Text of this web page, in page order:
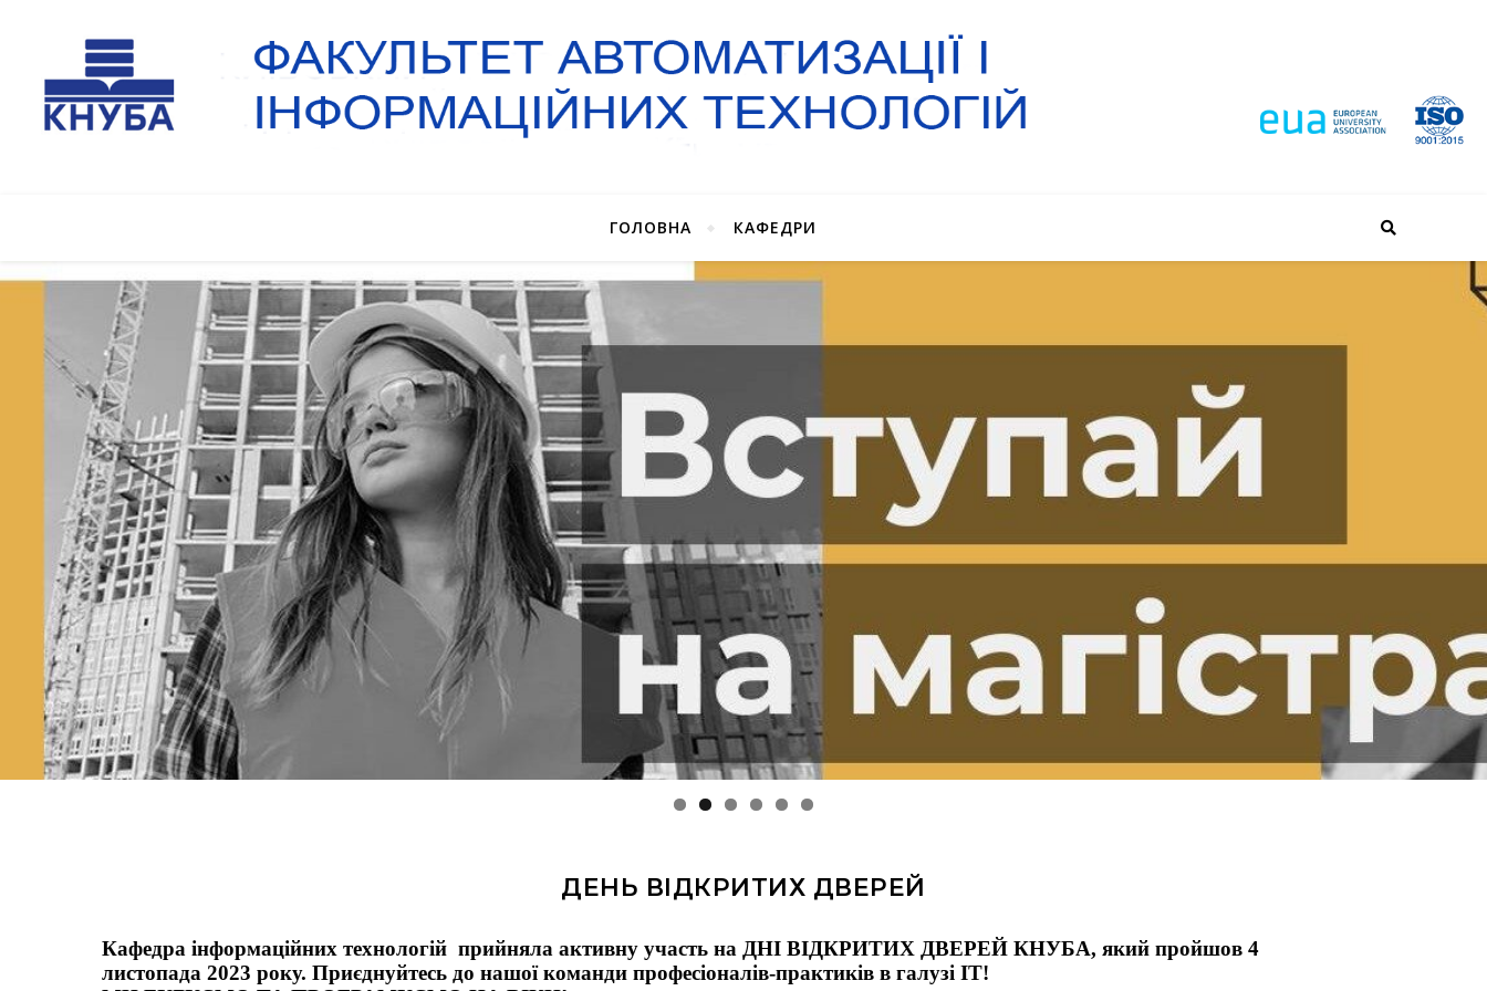
ГОЛОВНА КАФЕДРИ
ДЕНЬ ВІДКРИТИХ ДВЕРЕЙ
Кафедра інформаційних технологій прийняла активну участь на ДНІ ВІДКРИТИХ ДВЕРЕЙ КНУБА, який пройшов 4
листопада 2023 року. Приєднуйтесь до нашої команди професіоналів-практиків в галузі ІТ!